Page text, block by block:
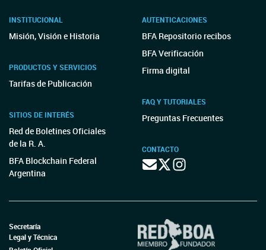
INSTITUCIONAL
Misión, Visión e Historia
PRODUCTOS Y SERVICIOS
Tarifas de Publicación
SITIOS DE INTERÉS
Red de Boletines Oficiales
de la R. A.
BFA Blockchain Federal
Argentina
AUTENTICACIONES
BFA Repositorio recibos
BFA Verificación
Firma digital
FAQ Y TUTORIALES
Preguntas Frecuentes
CONTACTO
Secretaría
Legal y Técnica